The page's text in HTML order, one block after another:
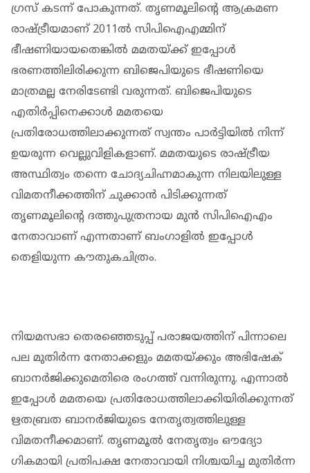
ഗ്രസ് കടന്ന് പോകുന്നത്. തൃണമൂലിൻ്റെ ആക്രമണ
രാഷ്ട്രീയമാണ് 2011ൽ സിപിഐഎമ്മിന്
ഭീഷണിയായതെങ്കിൽ മമതയ്ക്ക് ഇപ്പോൾ
ഭരണത്തിലിരിക്കുന്ന ബിജെപിയുടെ ഭീഷണിയെ
മാത്രമല്ല നേരിടേണ്ടി വരുന്നത്. ബിജെപിയുടെ
എതിർപ്പിനെക്കാൾ മമതയെ
പ്രതിരോധത്തിലാക്കുന്നത് സ്വന്തം പാർട്ടിയിൽ നിന്ന്
ഉയരുന്ന വെല്ലുവിളികളാണ്. മമതയുടെ രാഷ്ട്രീയ
അസ്ഥിത്വം തന്നെ ചോദ്യചിഹ്നമാകുന്ന നിലയിലുള്ള
വിമതനീക്കത്തിന് ചുക്കാൻ പിടിക്കുന്നത്
തൃണമൂലിൻ്റെ ദത്തുപുത്രനായ മുൻ സിപിഐഎം
നേതാവാണ് എന്നതാണ് ബം​ഗാളിൽ ഇപ്പോൾ
തെളിയുന്ന കൗതുകചിത്രം.
നിയമസഭാ തെരഞ്ഞെടുപ്പ് പരാജയത്തിന് പിന്നാലെ
പല മുതിർന്ന നേതാക്കളും മമതയ്ക്കും അഭിഷേക്
ബാനർജിക്കുമെതിരെ രം​ഗത്ത് വന്നിരുന്നു. എന്നാൽ
ഇപ്പോൾ മമതയെ പ്രതി​രോധത്തിലാക്കിയിരിക്കുന്നത്
ഋതബ്രത ബാനർജിയുടെ നേതൃത്വത്തിലുള്ള
വിമതനീക്കമാണ്. തൃണമൂൽ നേതൃത്വം ഔദ്യോ​
ഗികമായി പ്രതിപക്ഷ നേതാവായി നിശ്ചയിച്ച മുതി‍ർന്ന